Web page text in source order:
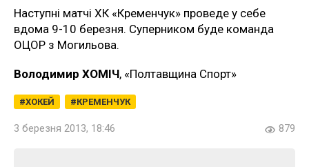
Наступні матчі ХК «Кременчук» проведе у себе
вдома 9-10 березня. Суперником буде команда
ОЦОР з Могильова.
Володимир ХОМІЧ, «Полтавщина Спорт»
ХОКЕЙ КРЕМЕНЧУК
3 березня 2013, 18:46 879